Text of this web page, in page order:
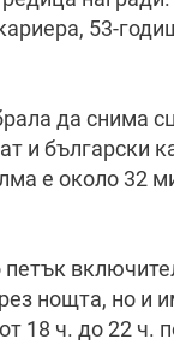
53-
да снима
и български
е около 32
нощта, но и
18 ч. до 22 ч.